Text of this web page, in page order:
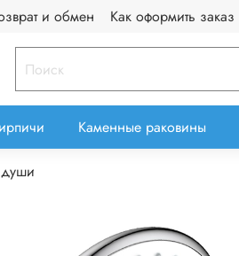
и обмен Как оформить заказ
Каменные раковины